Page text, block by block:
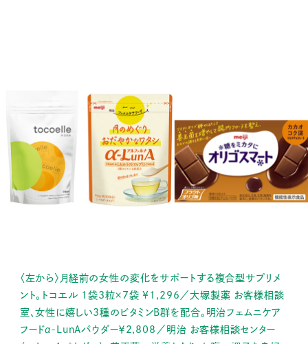
〈左から〉月経前の女性の変化をサポートする複合型サプリメ
ント。トコエル 1袋3粒×7袋 ¥1,296／大塚製薬 お客様相談
室、女性に嬉しい3種のビタミンB群を配合。明治フェムニケア
フードα-LunAパウダー￥2,808／明治 お客様相談センター